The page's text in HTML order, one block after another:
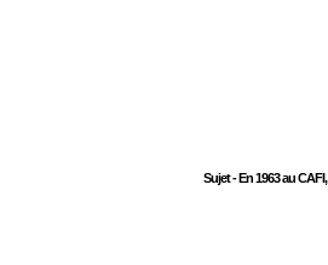
Sujet - En 1963 au